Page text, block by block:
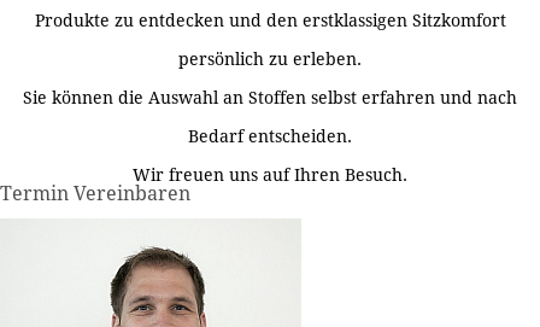
Produkte zu entdecken und den erstklassigen Sitzkomfort
persönlich zu erleben.
Sie können die Auswahl an Stoffen selbst erfahren und nach
Bedarf entscheiden.
Wir freuen uns auf Ihren Besuch.
Termin Vereinbaren